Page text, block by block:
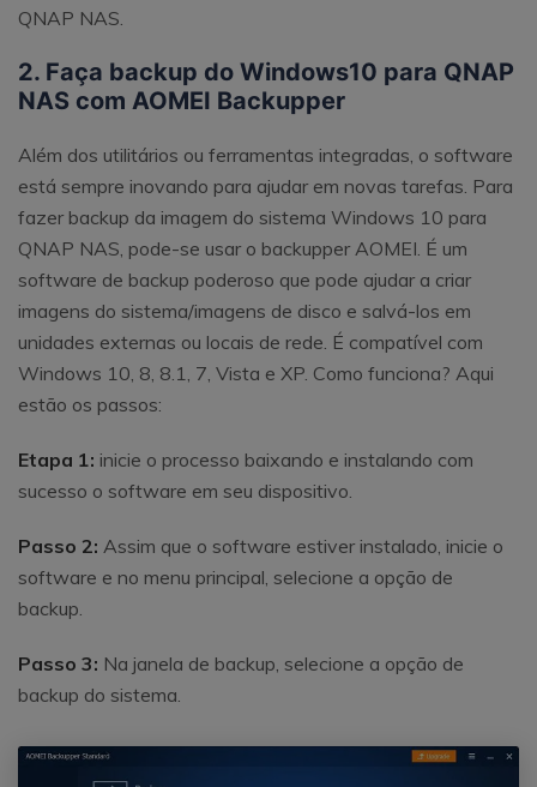
QNAP NAS.
2. Faça backup do Windows10 para QNAP
NAS com AOMEI Backupper
Além dos utilitários ou ferramentas integradas, o software
está sempre inovando para ajudar em novas tarefas. Para
fazer backup da imagem do sistema Windows 10 para
QNAP NAS, pode-se usar o backupper AOMEI. É um
software de backup poderoso que pode ajudar a criar
imagens do sistema/imagens de disco e salvá-los em
unidades externas ou locais de rede. É compatível com
Windows 10, 8, 8.1, 7, Vista e XP. Como funciona? Aqui
estão os passos:
Etapa 1: inicie o processo baixando e instalando com
sucesso o software em seu dispositivo.
Passo 2: Assim que o software estiver instalado, inicie o
software e no menu principal, selecione a opção de
backup.
Passo 3: Na janela de backup, selecione a opção de
backup do sistema.